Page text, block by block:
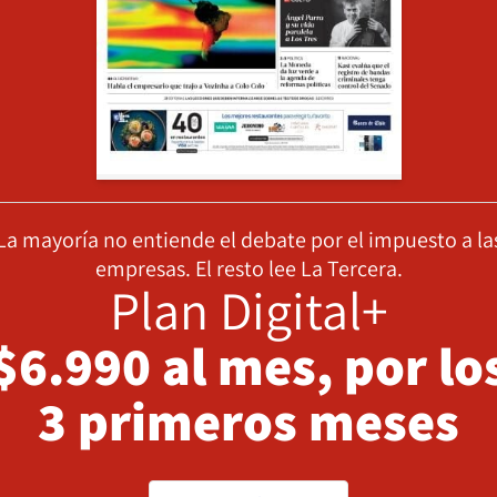
mayoría no entiende el debate por el impuesto a
empresas. El resto lee La Tercera.
Plan Digital+
al mes, por
3 primeros meses